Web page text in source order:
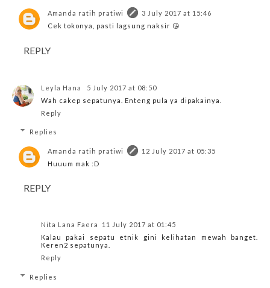
Amanda ratih pratiwi
3 July 2017 at 15:46
Cek tokonya, pasti lagsung naksir 😘
REPLY
Leyla Hana
5 July 2017 at 08:50
Wah cakep sepatunya. Enteng pula ya dipakainya.
Reply
Replies
Amanda ratih pratiwi
12 July 2017 at 05:35
Huuum mak :D
REPLY
Nita Lana Faera
11 July 2017 at 01:45
Kalau pakai sepatu etnik gini kelihatan mewah banget.
Keren2 sepatunya.
Reply
Replies